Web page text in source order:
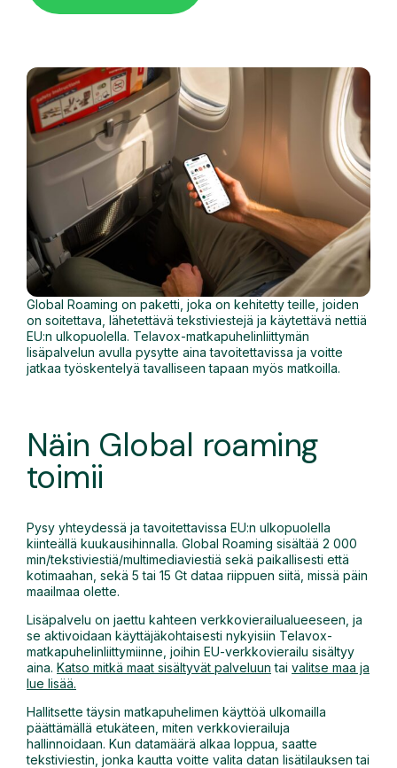
Global Roaming on paketti, joka on kehitetty teille, joiden
on soitettava, lähetettävä tekstiviestejä ja käytettävä nettiä
EU:n ulkopuolella. Telavox-matkapuhelinliittymän
lisäpalvelun avulla pysytte aina tavoitettavissa ja voitte
jatkaa työskentelyä tavalliseen tapaan myös matkoilla.
Näin Global roaming
toimii
Pysy yhteydessä ja tavoitettavissa EU:n ulkopuolella
kiinteällä kuukausihinnalla. Global Roaming sisältää 2 000
min/tekstiviestiä/multimediaviestiä sekä paikallisesti että
kotimaahan, sekä 5 tai 15 Gt dataa riippuen siitä, missä päin
maailmaa olette.
Lisäpalvelu on jaettu kahteen verkkovierailualueeseen, ja
se aktivoidaan käyttäjäkohtaisesti nykyisiin Telavox-
matkapuhelinliittymiinne, joihin EU-verkkovierailu sisältyy
aina. Katso mitkä maat sisältyvät palveluun tai valitse maa ja
lue lisää.
Hallitsette täysin matkapuhelimen käyttöä ulkomailla
päättämällä etukäteen, miten verkkovierailuja
hallinnoidaan. Kun datamäärä alkaa loppua, saatte
tekstiviestin, jonka kautta voitte valita datan lisätilauksen tai